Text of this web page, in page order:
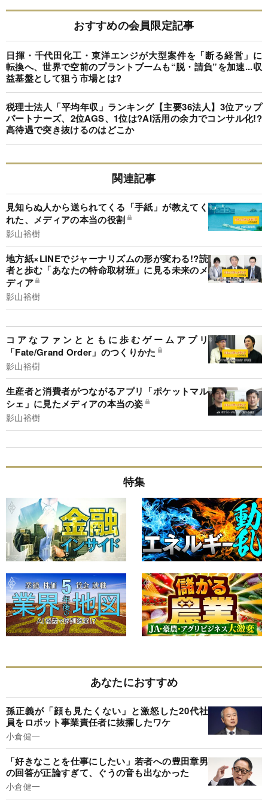
おすすめの会員限定記事
日揮・千代田化工・東洋エンジが大型案件を「断る経営」に
転換へ、世界で空前のプラントブームも“脱・請負”を加速...収
益基盤として狙う市場とは?
税理士法人「平均年収」ランキング【主要36法人】3位アップ
パートナーズ、2位AGS、1位は?AI活用の余力でコンサル化!?
高待遇で突き抜けるのはどこか
関連記事
見知らぬ人から送られてくる「手紙」が教えてく
れた、メディアの本当の役割
影山裕樹
地方紙×LINEでジャーナリズムの形が変わる!?読
者と歩む「あなたの特命取材班」に見る未来のメ
ディア
影山裕樹
コアなファンとともに歩むゲームアプリ
「Fate/Grand Order」のつくりかた
影山裕樹
生産者と消費者がつながるアプリ「ポケットマル
シェ」に見たメディアの本当の姿
影山裕樹
特集
あなたにおすすめ
孫正義が「顔も見たくない」と激怒した20代社
員をロボット事業責任者に抜擢したワケ
小倉健一
「好きなことを仕事にしたい」若者への豊田章男
の回答が正論すぎて、ぐうの音も出なかった
小倉健一